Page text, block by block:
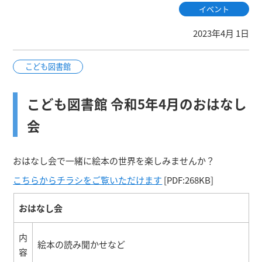
イベント
2023年4月 1日
こども図書館
こども図書館 令和5年4月のおはなし
会
おはなし会で一緒に絵本の世界を楽しみませんか？
こちらからチラシをご覧いただけます [PDF:268KB]
おはなし会
内
容
絵本の読み聞かせなど